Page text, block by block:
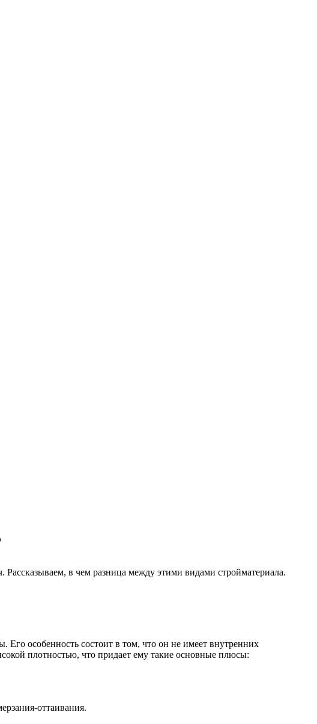
в чем разница между этими видами стройматериала.
особенность состоит в том, что он не имеет внутренних
плотностью, что придает ему такие основные плюсы:
оттаивания.